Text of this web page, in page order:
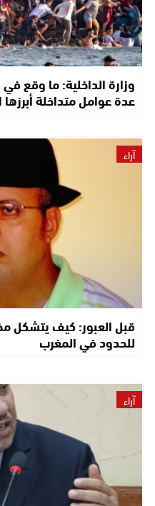
وزارة الداخلية: ما وقع
عدة عوامل متداخلة
آراء
قبل العبور: كيف يتشكل
للحدود في المغرب
آراء